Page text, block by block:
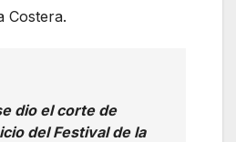
Costera.
dio el corte de
del Festival de la